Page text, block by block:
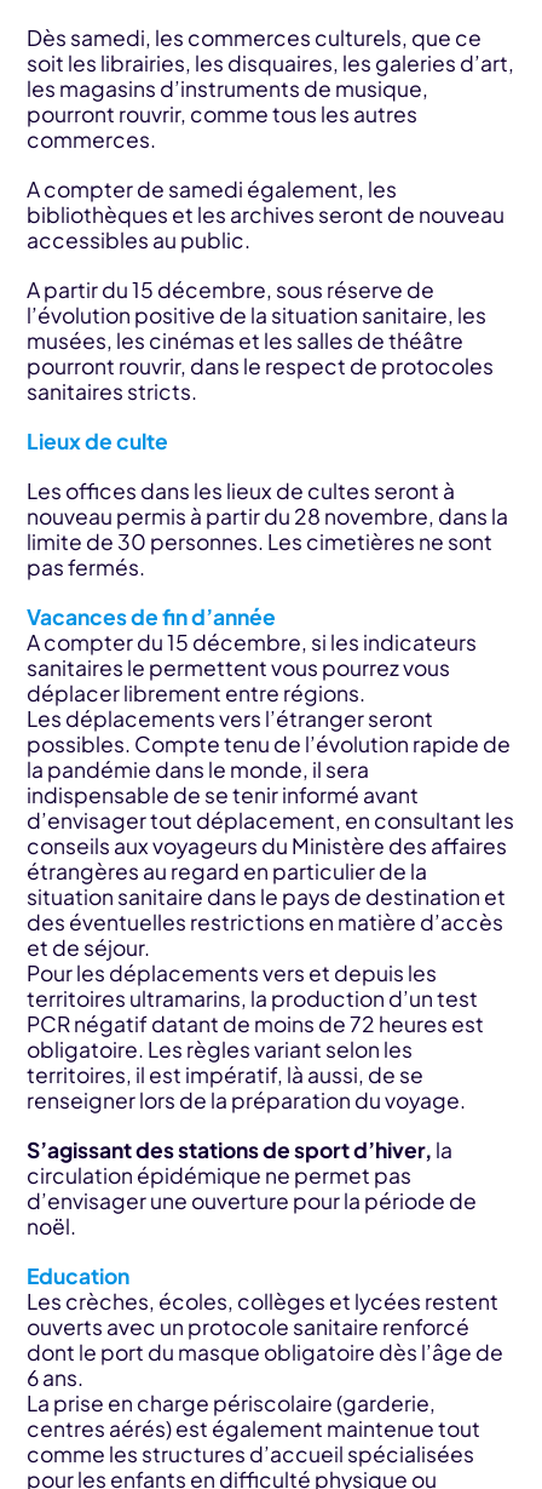
Dès samedi, les commerces culturels, que ce
soit les librairies, les disquaires, les galeries d’art,
les magasins d’instruments de musique,
pourront rouvrir, comme tous les autres
commerces.
A compter de samedi également, les
bibliothèques et les archives seront de nouveau
accessibles au public.
A partir du 15 décembre, sous réserve de
l’évolution positive de la situation sanitaire, les
musées, les cinémas et les salles de théâtre
pourront rouvrir, dans le respect de protocoles
sanitaires stricts.
Lieux de culte
Les offices dans les lieux de cultes seront à
nouveau permis à partir du 28 novembre, dans la
limite de 30 personnes. Les cimetières ne sont
pas fermés.
Vacances de fin d’année
A compter du 15 décembre, si les indicateurs
sanitaires le permettent vous pourrez vous
déplacer librement entre régions.
Les déplacements vers l’étranger seront
possibles. Compte tenu de l’évolution rapide de
la pandémie dans le monde, il sera
indispensable de se tenir informé avant
d’envisager tout déplacement, en consultant les
conseils aux voyageurs du Ministère des affaires
étrangères au regard en particulier de la
situation sanitaire dans le pays de destination et
des éventuelles restrictions en matière d’accès
et de séjour.
Pour les déplacements vers et depuis les
territoires ultramarins, la production d’un test
PCR négatif datant de moins de 72 heures est
obligatoire. Les règles variant selon les
territoires, il est impératif, là aussi, de se
renseigner lors de la préparation du voyage.
S’agissant des stations de sport d’hiver, la
circulation épidémique ne permet pas
d’envisager une ouverture pour la période de
noël.
Education
Les crèches, écoles, collèges et lycées restent
ouverts avec un protocole sanitaire renforcé
dont le port du masque obligatoire dès l’âge de
6 ans.
La prise en charge périscolaire (garderie,
centres aérés) est également maintenue tout
comme les structures d’accueil spécialisées
pour les enfants en difficulté physique ou